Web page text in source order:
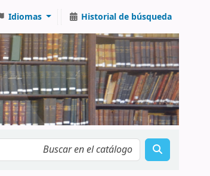
Idiomas Historial de búsqueda